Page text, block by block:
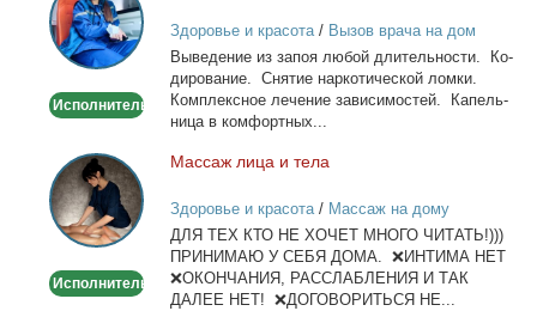
из
запоя.
Капельница,
Исполнитель
Здоровье и красота/ Вызов врача на дом
Вы­ве­де­ние из за­поя лю­бой дли­тель­но­сти. Ко­
ди­ро­ва­ние. Сня­тие нар­ко­ти­че­ской лом­ки.
Ком­плекс­ное ле­че­ние за­ви­си­мо­стей. Ка­пель­
ни­ца в ком­форт­ных...
Массаж
лица
и
тела
Исполнитель
Мас­саж ли­ца и те­ла
Здоровье и красота/ Массаж на дому
ДЛЯ ТЕХ КТО НЕ ХОЧЕТ МНОГО ЧИТАТЬ!)))
ПРИНИМАЮ У СЕБЯ ДОМА. ❌ИНТИМА НЕТ
❌ОКОНЧАНИЯ, РАССЛАБЛЕНИЯ И ТАК
ДАЛЕЕ НЕТ! ❌ДОГОВОРИТЬСЯ НЕ...